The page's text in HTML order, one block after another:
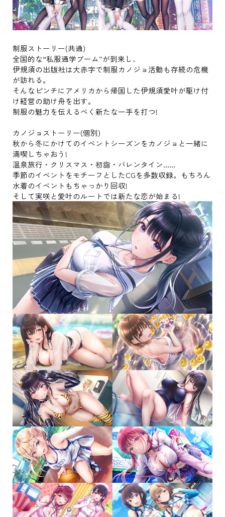
制服ストーリー(共通)
全国的な“私服通学ブーム”が到来し、
伊規須の出版社は大赤字で制服カノジョ活動も存続の危機
が訪れる。
そんなピンチにアメリカから帰国した伊規須愛叶が駆け付
け経営の助け舟を出す。
制服の魅力を伝えるべく新たな一手を打つ!
カノジョストーリー(個別)
秋から冬にかけてのイベントシーズンをカノジョと一緒に
満喫しちゃおう!
温泉旅行・クリスマス・初詣・バレンタイン......
季節のイベントをモチーフとしたCGを多数収録。もちろん
水着のイベントもちゃっかり回収!
そして実咲と愛叶のルートでは新たな恋が始まる!